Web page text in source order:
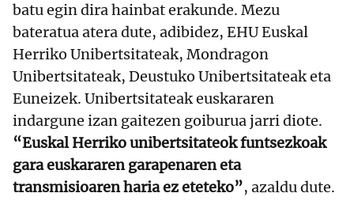
batu egin dira hainbat erakunde. Mezu
bateratua atera dute, adibidez, EHU Euskal
Herriko Unibertsitateak, Mondragon
Unibertsitateak, Deustuko Unibertsitateak eta
Euneizek. Unibertsitateak euskararen
indargune izan gaitezen goiburua jarri diote.
“Euskal Herriko unibertsitateok funtsezkoak
gara euskararen garapenaren eta
transmisioaren haria ez eteteko”, azaldu dute.